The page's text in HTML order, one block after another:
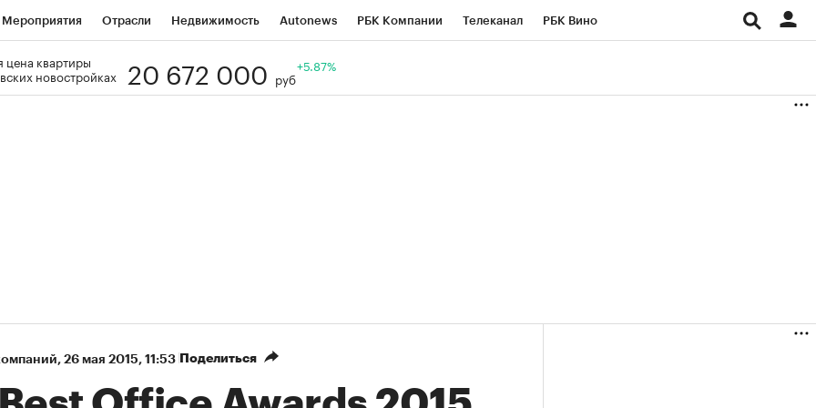
Мероприятия Отрасли Недвижимость Autonews РБК Компании Телеканал РБК Вино
Визионеры
цена квартиры
новостройках
20 672 000 руб
+5.87%
⁠, 26 мая 2015, 11:53 Поделиться